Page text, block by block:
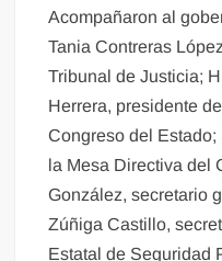
Acompañaron al
Tania Contreras
Tribunal de Justicia;
Herrera, presidente
Congreso del
la Mesa Directiva del
González, secretario
Zúñiga Castillo,
Estatal de Seguridad